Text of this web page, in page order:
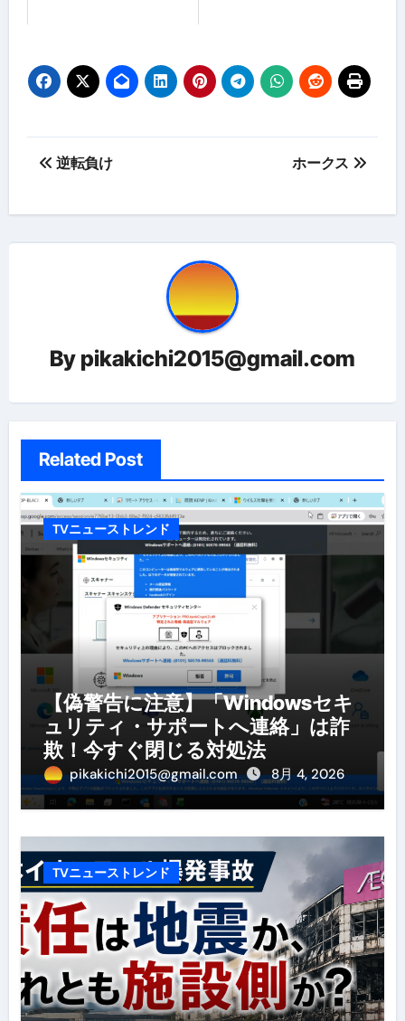
投
シ
ョ
ン
逆転負け ホークス
By pikakichi2015@gmail.com
Related Post
TVニューストレンド
【偽警告に注意】「Windowsセキ
ュリティ・サポートへ連絡」は詐
欺！今すぐ閉じる対処法
pikakichi2015@gmail.com 8月 4, 2026
TVニューストレンド